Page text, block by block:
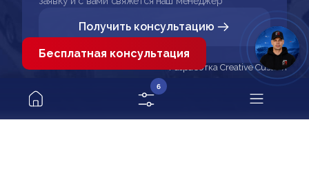
Получить консультацию
Разработка Creative Custom
6
Бесплатная консультация